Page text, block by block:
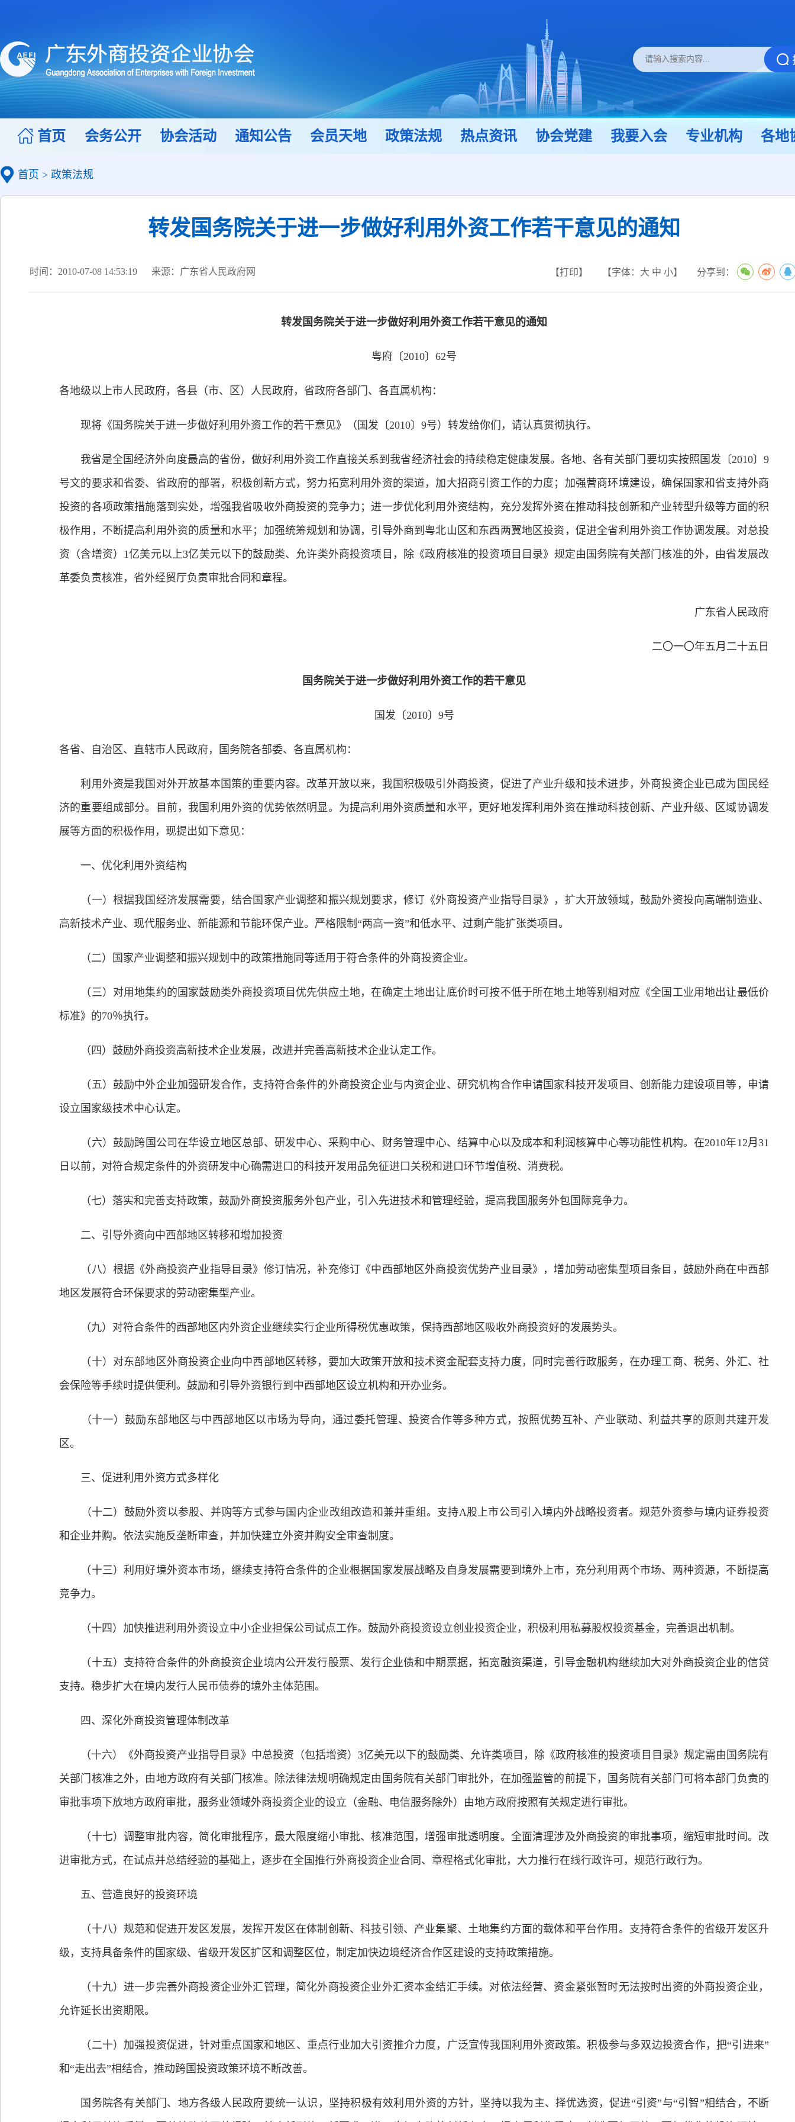
首页 会务公开 协会活动 通知公告 会员天地 政策法规 热点资讯 协会党建 我要入会 专业机构 各地
首页 > 政策法规
转发国务院关于进一步做好利用外资工作若干意见的通知
时间：2010-07-08 14:53:19 来源：广东省人民政府网 【打印】 【字体： 大 中 小】 分享到：
转发国务院关于进一步做好利用外资工作若干意见的通知
粤府〔2010〕62号
各地级以上市人民政府，各县（市、区）人民政府，省政府各部门、各直属机构：
现将《国务院关于进一步做好利用外资工作的若干意见》（国发〔2010〕9号）转发给你们，请认真贯彻执行。
我省是全国经济外向度最高的省份，做好利用外资工作直接关系到我省经济社会的持续稳定健康发展。各地、各有关部门要切实按照国发〔2010〕9
号文的要求和省委、省政府的部署，积极创新方式，努力拓宽利用外资的渠道，加大招商引资工作的力度；加强营商环境建设，确保国家和省支持外商
投资的各项政策措施落到实处，增强我省吸收外商投资的竞争力；进一步优化利用外资结构，充分发挥外资在推动科技创新和产业转型升级等方面的积
极作用，不断提高利用外资的质量和水平；加强统筹规划和协调，引导外商到粤北山区和东西两翼地区投资，促进全省利用外资工作协调发展。对总投
资（含增资）1亿美元以上3亿美元以下的鼓励类、允许类外商投资项目，除《政府核准的投资项目目录》规定由国务院有关部门核准的外，由省发展改
革委负责核准，省外经贸厅负责审批合同和章程。
广东省人民政府
二〇一〇年五月二十五日
国务院关于进一步做好利用外资工作的若干意见
国发〔2010〕9号
各省、自治区、直辖市人民政府，国务院各部委、各直属机构：
利用外资是我国对外开放基本国策的重要内容。改革开放以来，我国积极吸引外商投资，促进了产业升级和技术进步，外商投资企业已成为国民经
济的重要组成部分。目前，我国利用外资的优势依然明显。为提高利用外资质量和水平，更好地发挥利用外资在推动科技创新、产业升级、区域协调发
展等方面的积极作用，现提出如下意见：
一、优化利用外资结构
（一）根据我国经济发展需要，结合国家产业调整和振兴规划要求，修订《外商投资产业指导目录》，扩大开放领域，鼓励外资投向高端制造业、
高新技术产业、现代服务业、新能源和节能环保产业。严格限制“两高一资”和低水平、过剩产能扩张类项目。
（二）国家产业调整和振兴规划中的政策措施同等适用于符合条件的外商投资企业。
（三）对用地集约的国家鼓励类外商投资项目优先供应土地，在确定土地出让底价时可按不低于所在地土地等别相对应《全国工业用地出让最低价
标准》的70％执行。
（四）鼓励外商投资高新技术企业发展，改进并完善高新技术企业认定工作。
（五）鼓励中外企业加强研发合作，支持符合条件的外商投资企业与内资企业、研究机构合作申请国家科技开发项目、创新能力建设项目等，申请
设立国家级技术中心认定。
（六）鼓励跨国公司在华设立地区总部、研发中心、采购中心、财务管理中心、结算中心以及成本和利润核算中心等功能性机构。在2010年12月31
日以前，对符合规定条件的外资研发中心确需进口的科技开发用品免征进口关税和进口环节增值税、消费税。
（七）落实和完善支持政策，鼓励外商投资服务外包产业，引入先进技术和管理经验，提高我国服务外包国际竞争力。
二、引导外资向中西部地区转移和增加投资
（八）根据《外商投资产业指导目录》修订情况，补充修订《中西部地区外商投资优势产业目录》，增加劳动密集型项目条目，鼓励外商在中西部
地区发展符合环保要求的劳动密集型产业。
（九）对符合条件的西部地区内外资企业继续实行企业所得税优惠政策，保持西部地区吸收外商投资好的发展势头。
（十）对东部地区外商投资企业向中西部地区转移，要加大政策开放和技术资金配套支持力度，同时完善行政服务，在办理工商、税务、外汇、社
会保险等手续时提供便利。鼓励和引导外资银行到中西部地区设立机构和开办业务。
（十一）鼓励东部地区与中西部地区以市场为导向，通过委托管理、投资合作等多种方式，按照优势互补、产业联动、利益共享的原则共建开发
区。
三、促进利用外资方式多样化
（十二）鼓励外资以参股、并购等方式参与国内企业改组改造和兼并重组。支持A股上市公司引入境内外战略投资者。规范外资参与境内证券投资
和企业并购。依法实施反垄断审查，并加快建立外资并购安全审查制度。
（十三）利用好境外资本市场，继续支持符合条件的企业根据国家发展战略及自身发展需要到境外上市，充分利用两个市场、两种资源，不断提高
竞争力。
（十四）加快推进利用外资设立中小企业担保公司试点工作。鼓励外商投资设立创业投资企业，积极利用私募股权投资基金，完善退出机制。
（十五）支持符合条件的外商投资企业境内公开发行股票、发行企业债和中期票据，拓宽融资渠道，引导金融机构继续加大对外商投资企业的信贷
支持。稳步扩大在境内发行人民币债券的境外主体范围。
四、深化外商投资管理体制改革
（十六）《外商投资产业指导目录》中总投资（包括增资）3亿美元以下的鼓励类、允许类项目，除《政府核准的投资项目目录》规定需由国务院有
关部门核准之外，由地方政府有关部门核准。除法律法规明确规定由国务院有关部门审批外，在加强监管的前提下，国务院有关部门可将本部门负责的
审批事项下放地方政府审批，服务业领域外商投资企业的设立（金融、电信服务除外）由地方政府按照有关规定进行审批。
（十七）调整审批内容，简化审批程序，最大限度缩小审批、核准范围，增强审批透明度。全面清理涉及外商投资的审批事项，缩短审批时间。改
进审批方式，在试点并总结经验的基础上，逐步在全国推行外商投资企业合同、章程格式化审批，大力推行在线行政许可，规范行政行为。
五、营造良好的投资环境
（十八）规范和促进开发区发展，发挥开发区在体制创新、科技引领、产业集聚、土地集约方面的载体和平台作用。支持符合条件的省级开发区升
级，支持具备条件的国家级、省级开发区扩区和调整区位，制定加快边境经济合作区建设的支持政策措施。
（十九）进一步完善外商投资企业外汇管理，简化外商投资企业外汇资本金结汇手续。对依法经营、资金紧张暂时无法按时出资的外商投资企业，
允许延长出资期限。
（二十）加强投资促进，针对重点国家和地区、重点行业加大引资推介力度，广泛宣传我国利用外资政策。积极参与多双边投资合作，把“引进来”
和“走出去”相结合，推动跨国投资政策环境不断改善。
国务院各有关部门、地方各级人民政府要统一认识，坚持积极有效利用外资的方针，坚持以我为主、择优选资，促进“引资”与“引智”相结合，不断